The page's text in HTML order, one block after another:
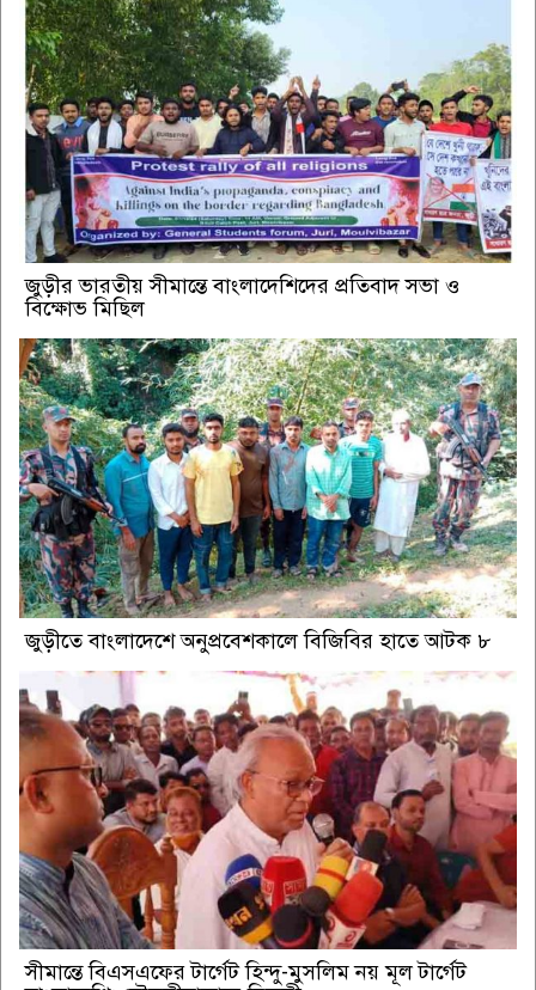
জুড়ীর ভারতীয় সীমান্তে বাংলাদেশিদের প্রতিবাদ সভা ও
বিক্ষোভ মিছিল
জুড়ীতে বাংলাদেশে অনুপ্রবেশকালে বিজিবির হাতে আটক ৮
সীমান্তে বিএসএফের টার্গেট হিন্দু-মুসলিম নয় মূল টার্গেট